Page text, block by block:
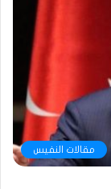
مقالات النفيس